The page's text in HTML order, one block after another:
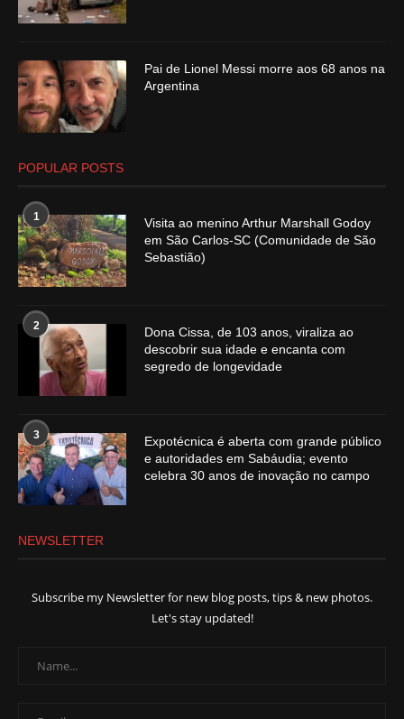
Pai de Lionel Messi morre aos 68 anos na
Argentina
POPULAR POSTS
1
Visita ao menino Arthur Marshall Godoy
em São Carlos-SC (Comunidade de São
Sebastião)
2
Dona Cissa, de 103 anos, viraliza ao
descobrir sua idade e encanta com
segredo de longevidade
3
Expotécnica é aberta com grande público
e autoridades em Sabáudia; evento
celebra 30 anos de inovação no campo
NEWSLETTER
Subscribe my Newsletter for new blog posts, tips & new photos.
Let's stay updated!